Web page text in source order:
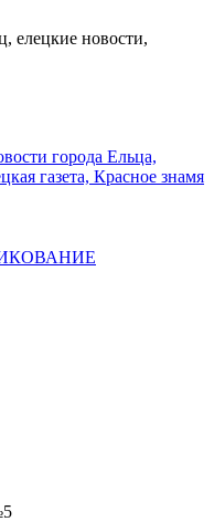
елецкие новости,
города Ельца,
газета, Красное знамя